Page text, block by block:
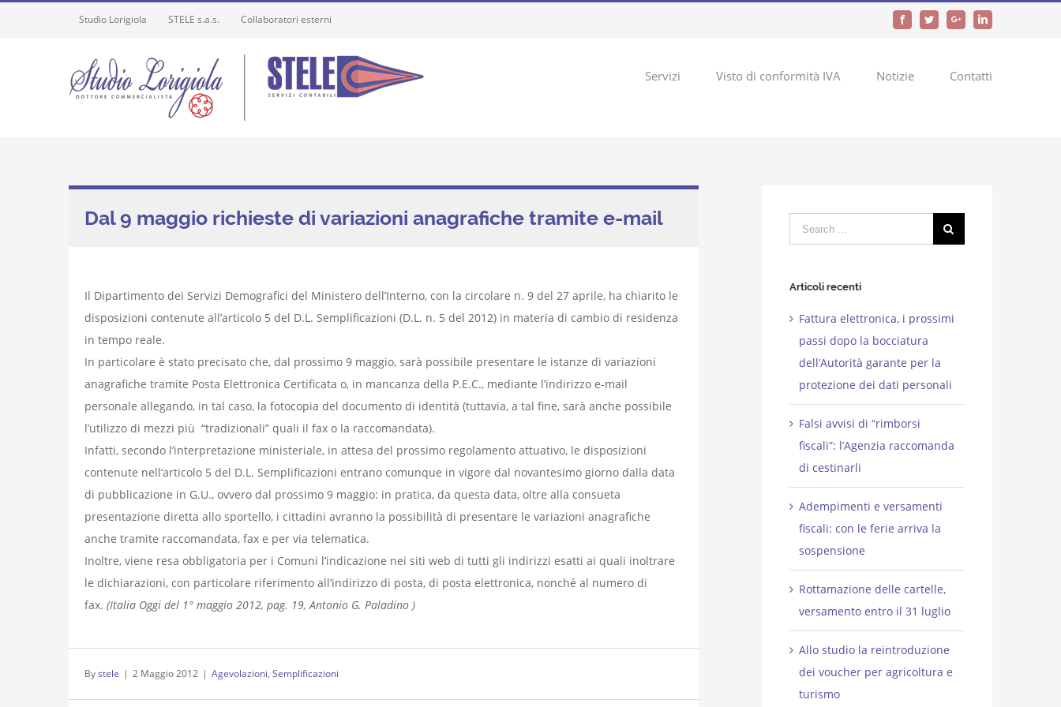
Studio Lorigiola STELE s.a.s. Collaboratori esterni FacebookTwitterGoogle+LinkedIn
Servizi Visto di conformità IVA Notizie Contatti
Dal 9 maggio richieste di variazioni anagrafiche tramite e-mail
Il Dipartimento dei Servizi Demografici del Ministero dell’Interno, con la circolare n. 9 del 27 aprile, ha chiarito le
disposizioni contenute all’articolo 5 del D.L. Semplificazioni (D.L. n. 5 del 2012) in materia di cambio di residenza
in tempo reale.
In particolare è stato precisato che, dal prossimo 9 maggio, sarà possibile presentare le istanze di variazioni
anagrafiche tramite Posta Elettronica Certificata o, in mancanza della P.E.C., mediante l’indirizzo e-mail
personale allegando, in tal caso, la fotocopia del documento di identità (tuttavia, a tal fine, sarà anche possibile
l’utilizzo di mezzi più “tradizionali” quali il fax o la raccomandata).
Infatti, secondo l’interpretazione ministeriale, in attesa del prossimo regolamento attuativo, le disposizioni
contenute nell’articolo 5 del D.L. Semplificazioni entrano comunque in vigore dal novantesimo giorno dalla data
di pubblicazione in G.U., ovvero dal prossimo 9 maggio: in pratica, da questa data, oltre alla consueta
presentazione diretta allo sportello, i cittadini avranno la possibilità di presentare le variazioni anagrafiche
anche tramite raccomandata, fax e per via telematica.
Inoltre, viene resa obbligatoria per i Comuni l’indicazione nei siti web di tutti gli indirizzi esatti ai quali inoltrare
le dichiarazioni, con particolare riferimento all’indirizzo di posta, di posta elettronica, nonché al numero di
fax. (Italia Oggi del 1° maggio 2012, pag. 19, Antonio G. Paladino )
Bystele | 2 Maggio 2012 | Agevolazioni, Semplificazioni
Search
for:
Articoli recenti
Fattura elettronica, i prossimi
passi dopo la bocciatura
dell’Autorità garante per la
protezione dei dati personali
Falsi avvisi di “rimborsi
fiscali”: l’Agenzia raccomanda
di cestinarli
Adempimenti e versamenti
fiscali: con le ferie arriva la
sospensione
Rottamazione delle cartelle,
versamento entro il 31 luglio
Allo studio la reintroduzione
dei voucher per agricoltura e
turismo